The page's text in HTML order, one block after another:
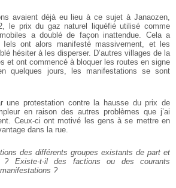
avaient déjà eu lieu à ce sujet à Janaozen,
le prix du gaz naturel liquéfié utilisé comme
a doublé de façon inattendue. Cela a
ont alors manifesté massivement, et les
hésiter à les disperser. D’autres villages de la
et ont commencé à bloquer les routes en signe
quelques jours, les manifestations se sont
une protestation contre la hausse du prix de
en raison des autres problèmes que j’ai
Ceux-ci ont motivé les gens à se mettre en
dans la rue.
des différents groupes existants de part et
? Existe-t-il des factions ou des courants
?